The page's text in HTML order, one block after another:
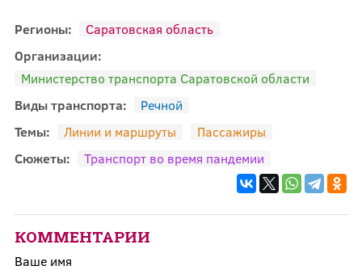
Регионы:
Саратовская область
Организации:
Министерство транспорта Саратовской области
Виды транспорта:
Речной
Темы:
Линии и маршруты
Пассажиры
Сюжеты:
Транспорт во время пандемии
КОММЕНТАРИИ
Ваше имя